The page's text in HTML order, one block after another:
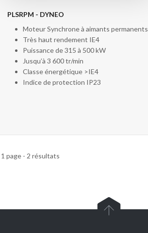
PLSRPM - DYNEO
Moteur Synchrone à aimants permanents
Très haut rendement IE4
Puissance de 315 à 500 kW
Jusqu’à 3 600 tr/min
Classe énergétique >IE4
Indice de protection IP23
1 page - 2 résultats
